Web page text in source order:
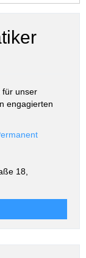
für unser
engagierten
18,